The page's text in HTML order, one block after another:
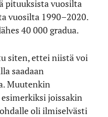
pituuksista vuosilta
vuosilta 1990–2020.
40 000 gradua.
siten, ettei niistä voi
saadaan
Muutenkin
joissakin
oli ilmiselvästi